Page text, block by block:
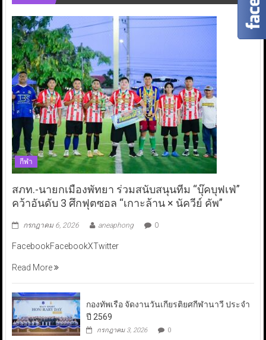
กีฬา
สภท.-นายกเมืองพัทยา ร่วมสนับสนุนทีม “บุ๊คบุฟเฟ่”
คว้าอันดับ 3 ศึกฟุตซอล “เกาะล้าน × นัควีย์ คัพ”
กรกฎาคม 6, 2026 aneaphong 0
FacebookFacebookXTwitter
Read More
กองทัพเรือ จัดงานวันเกียรติยศกีฬานาวี ประจำ
ปี 2569
กรกฎาคม 3, 2026 0